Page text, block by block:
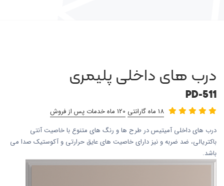
درب های داخلی پلیمری
PD-511
18 ماه گارانتی
120 ماه خدمات پس از فروش
درب های داخلی آمیتیس در طرح ها و رنگ های متنوع با خاصیت آنتی
باکتریالی، ضد ضربه و نیز دارای خاصیت های عایق حرارتی و آکوستیک صدا می
باشد.